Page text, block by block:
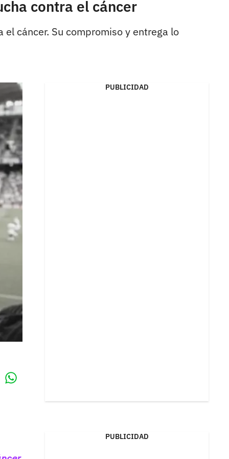
contra el cáncer
cáncer. Su compromiso y entrega lo
PUBLICIDAD
PUBLICIDAD